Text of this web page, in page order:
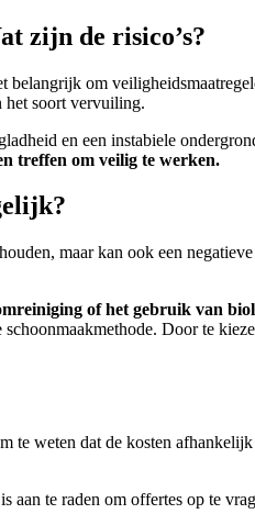
zijn de risico’s?
belangrijk om
het soort vervuiling.
en een instabiele
treffen om veilig te werken.
maar kan ook een
of het gebruik van
Door te
weten dat de kosten
aan te raden om offertes op te